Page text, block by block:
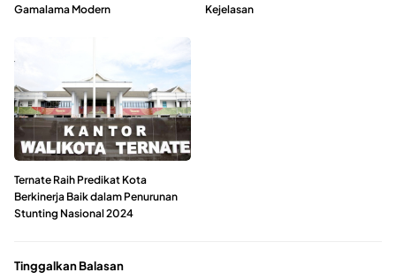
Gamalama Modern
Kejelasan
Ternate Raih Predikat Kota
Berkinerja Baik dalam Penurunan
Stunting Nasional 2024
Tinggalkan Balasan